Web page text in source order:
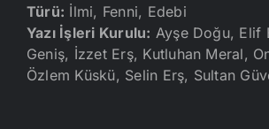
Türü: İlmi, Fenni, Edebi
Yazı İşleri Kurulu: Ayşe Doğu, Elif
Geniş, İzzet Erş, Kutluhan Meral,
Özlem Küskü, Selin Erş, Sultan